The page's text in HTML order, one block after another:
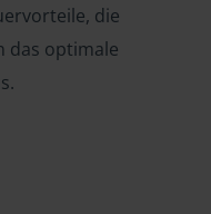
die
das optimale